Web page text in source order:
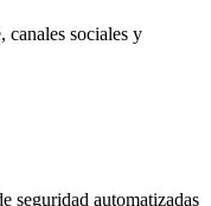
sociales y
seguridad automatizadas